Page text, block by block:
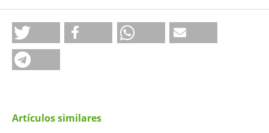
Artículos similares